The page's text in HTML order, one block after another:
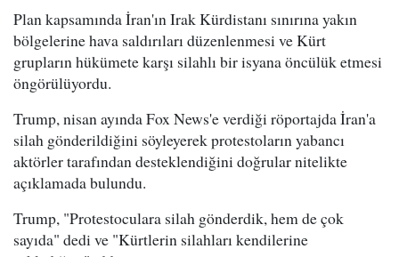
Plan kapsamında İran'ın Irak Kürdistanı sınırına yakın
bölgelerine hava saldırıları düzenlenmesi ve Kürt
grupların hükümete karşı silahlı bir isyana öncülük etmesi
öngörülüyordu.
Trump, nisan ayında Fox News'e verdiği röportajda İran'a
silah gönderildiğini söyleyerek protestoların yabancı
aktörler tarafından desteklendiğini doğrular nitelikte
açıklamada bulundu.
Trump, "Protestoculara silah gönderdik, hem de çok
sayıda" dedi ve "Kürtlerin silahları kendilerine